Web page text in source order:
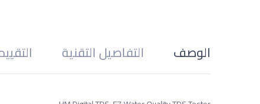
الوصف التفاصيل التقنية